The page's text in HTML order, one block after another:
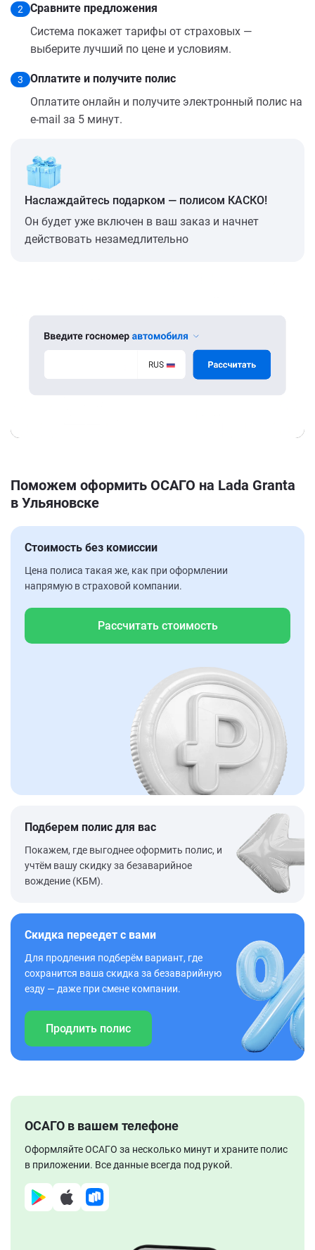
2
Сравните предложения
Система покажет тарифы от страховых —
выберите лучший по цене и условиям.
3
Оплатите и получите полис
Оплатите онлайн и получите электронный полис на
e-mail за 5 минут.
Наслаждайтесь подарком — полисом КАСКО!
Он будет уже включен в ваш заказ и начнет
действовать незамедлительно
Поможем оформить ОСАГО на Lada Granta
в Ульяновске
Стоимость без комиссии
Цена полиса такая же, как при оформлении
напрямую в страховой компании.
Рассчитать стоимость
Подберем полис для вас
Покажем, где выгоднее оформить полис, и
учтём вашу скидку за безаварийное
вождение (КБМ).
Скидка переедет с вами
Для продления подберём вариант, где
сохранится ваша скидка за безаварийную
езду — даже при смене компании.
Продлить полис
ОСАГО в вашем телефоне
Оформляйте ОСАГО за несколько минут и храните полис
в приложении. Все данные всегда под рукой.